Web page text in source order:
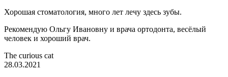
Хорошая стоматология, много лет лечу здесь зубы.
Рекомендую Ольгу Ивановну и врача ортодонта, весёлый
человек и хороший врач.
The curious cat
28.03.2021